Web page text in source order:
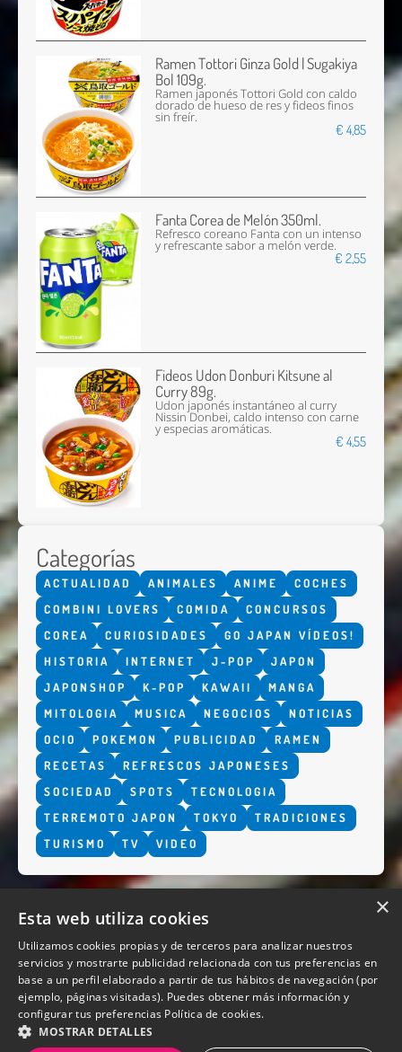
Ramen Tottori Ginza Gold | Sugakiya
Bol 109g.
Ramen japonés Tottori Gold con caldo
dorado de hueso de res y fideos finos
sin freír.
€ 4,85
Fanta Corea de Melón 350ml.
Refresco coreano Fanta con un intenso
y refrescante sabor a melón verde.
€ 2,55
Fideos Udon Donburi Kitsune al
Curry 89g.
Udon japonés instantáneo al curry
Nissin Donbei, caldo intenso con carne
y especias aromáticas.
€ 4,55
Categorías
ACTUALIDAD ANIMALES ANIME
COCHES
COMBINI LOVERS
COMIDA
CONCURSOS
COREA
CURIOSIDADES
GO JAPAN VÍDEOS!
HISTORIA
INTERNET J-POP
JAPON
JAPONSHOP
K-POP KAWAII
MANGA
MITOLOGIA
MUSICA NEGOCIOS
NOTICIAS
OCIO
POKEMON PUBLICIDAD
RAMEN
RECETAS
REFRESCOS JAPONESES
SOCIEDAD
SPOTS
TECNOLOGIA
TERREMOTO JAPON
TOKYO
TRADICIONES
TURISMO
TV VIDEO
QUIENES SOMOS
×
Esta web utiliza cookies
Utilizamos cookies propias y de terceros para analizar nuestros
servicios y mostrarte publicidad relacionada con tus preferencias en
base a un perfil elaborado a partir de tus hábitos de navegación (por
ejemplo, páginas visitadas). Puedes obtener más información y
configurar tus preferencias Política de cookies.
MOSTRAR DETALLES